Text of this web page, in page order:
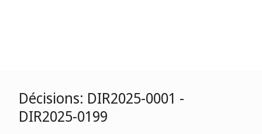
Décisions: DIR2025-0001 -
DIR2025-0199